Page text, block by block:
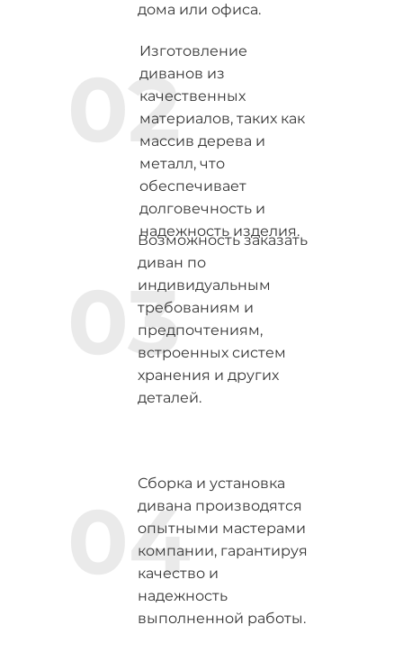
дома или офиса.
Изготовление
диванов из
качественных
материалов, таких как
массив дерева и
металл, что
обеспечивает
долговечность и
надежность изделия.
Возможность заказать
диван по
индивидуальным
требованиям и
предпочтениям,
встроенных систем
хранения и других
деталей.
Сборка и установка
дивана производятся
опытными мастерами
компании, гарантируя
качество и
надежность
выполненной работы.
02
03
04